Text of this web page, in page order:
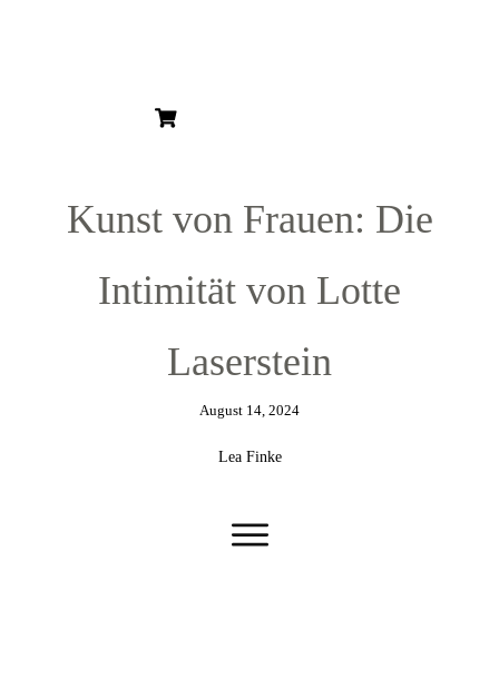
KUNSTDRUCKE
Kunst von Frauen: Die
Intimität von Lotte
Laserstein
August 14, 2024
Lea Finke